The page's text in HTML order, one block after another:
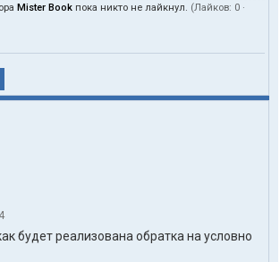
Mister Book пока никто не лайкнул. (Лайков: 0 ·
будет реализована обратка на условно